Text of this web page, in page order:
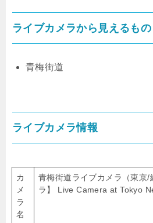
ライブカメラから見えるもの
青梅街道
ライブカメラ情報
カ
メ
ラ
名
青梅街道ライブカメラ（東京/
ラ】 Live Camera at Tokyo